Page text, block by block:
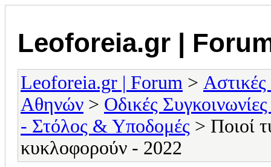
Leoforeia.gr |
Leoforeia.gr | Forum >
Αθηνών > Οδικές
- Στόλος & Υποδομές > Ποιοί
κυκλοφορούν - 2022